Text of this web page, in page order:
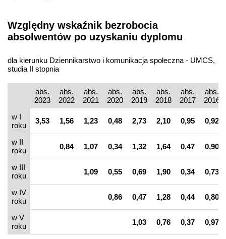
Względny wskaźnik bezrobocia
absolwentów po uzyskaniu dyplomu
dla kierunku Dziennikarstwo i komunikacja społeczna - UMCS,
studia II stopnia
abs.
2023
abs.
2022
abs.
2021
abs.
2020
abs.
2019
abs.
2018
abs.
2017
abs.
2016
w I
roku
3,53 1,56 1,23 0,48 2,73 2,10 0,95 0,92
w II
roku
0,84 1,07 0,34 1,32 1,64 0,47 0,90
w III
roku
1,09 0,55 0,69 1,90 0,34 0,73
w IV
roku
0,86 0,47 1,28 0,44 0,80
w V
roku
1,03 0,76 0,37 0,97